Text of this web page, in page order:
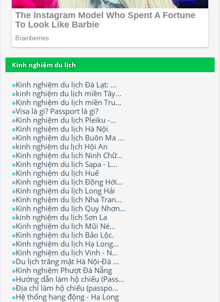
Kinh nghiệm du lịch
Kinh nghiệm du lịch Đà Lạt: ...
kinh nghiệm du lịch miền Tây...
Kinh nghiệm du lịch miền Tru...
Visa là gì? Passport là gì?
Kinh nghiệm du lịch Pleiku -...
Kinh nghiệm du lịch Hà Nội
Kinh nghiệm du lịch Buôn Ma ...
kinh nghiệm du lịch Hội An
Kinh nghiệm du lịch Ninh Chữ...
Kinh nghiệm du lịch Sapa - L...
Kinh nghiệm du lịch Huế
Kinh nghiệm du lịch Đồng Hới...
Kinh nghiệm du lịch Long Hải
Kinh nghiệm du lịch Nha Tran...
Kinh nghiệm du lịch Quy Nhơn...
kinh nghiệm du lịch Sơn La
Kinh nghiệm du lịch Mũi Né...
Kinh nghiệm du lịch Bảo Lộc.
Kinh nghiệm du lịch Hạ Long...
Kinh nghiệm du lịch Vinh - N...
Du lịch trăng mật Hà Nội-Đà ...
Kinh nghiệm Phượt Đà Nẵng
Hướng dẫn làm hộ chiếu (Pass...
Địa chỉ làm hộ chiếu (passpo...
Hệ thống hang động - Hạ Long